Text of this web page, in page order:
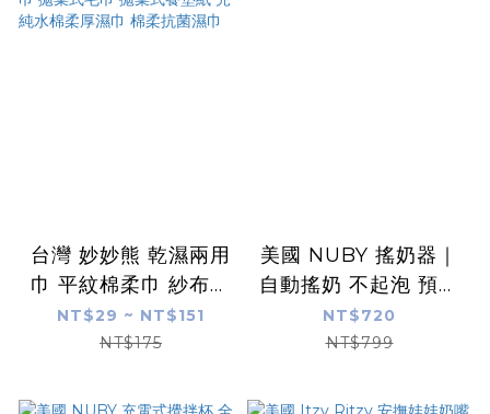
台灣 妙妙熊 乾濕兩用
巾 平紋棉柔巾 紗布巾
柔仕巾 護理巾 紗布毛
巾 餵奶巾 清淨棉 拋棄
棄式餐墊紙 兒純水棉
NT$29 ~ NT$151
NT$175
美國 NUBY 搖奶器｜
自動搖奶 不起泡 預防
脹氣 媽媽解放雙手 新
生禮物
NT$720
NT$799